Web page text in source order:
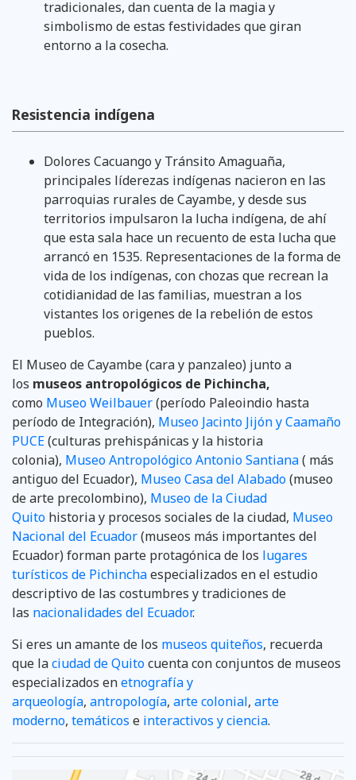
tradicionales, dan cuenta de la magia y
simbolismo de estas festividades que giran
entorno a la cosecha.
Resistencia indígena
Dolores Cacuango y Tránsito Amaguaña,
principales líderezas indígenas nacieron en las
parroquias rurales de Cayambe, y desde sus
territorios impulsaron la lucha indígena, de ahí
que esta sala hace un recuento de esta lucha que
arrancó en 1535. Representaciones de la forma de
vida de los indígenas, con chozas que recrean la
cotidianidad de las familias, muestran a los
vistantes los origenes de la rebelión de estos
pueblos.
El Museo de Cayambe (cara y panzaleo) junto a
los museos antropológicos de Pichincha,
como Museo Weilbauer(período Paleoindio hasta
período de Integración), Museo Jacinto Jijón y Caamaño
PUCE(culturas prehispánicas y la historia
colonia), Museo Antropológico Antonio Santiana( más
antiguo del Ecuador), Museo Casa del Alabado(museo
de arte precolombino), Museo de la Ciudad
Quito historia y procesos sociales de la ciudad, Museo
Nacional del Ecuador(museos más importantes del
Ecuador) forman parte protagónica de los lugares
turísticos de Pichinchaespecializados en el estudio
descriptivo de las costumbres y tradiciones de
las nacionalidades del Ecuador.
Si eres un amante de los museos quiteños, recuerda
que laciudad de Quitocuenta con conjuntos de museos
especializados enetnografía y
arqueología, antropología, arte colonial, arte
moderno, temáticos e interactivos y ciencia.